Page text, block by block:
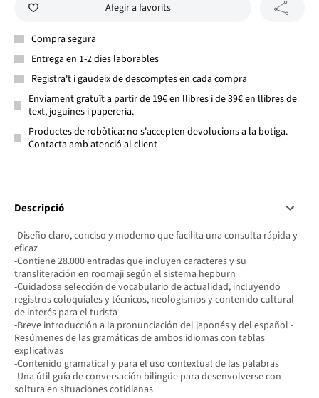
Afegir a favorits
Compra segura
Entrega en 1-2 dies laborables
Registra't i gaudeix de descomptes en cada compra
Enviament gratuït a partir de 19€ en llibres i de 39€ en llibres de
text, joguines i papereria.
Productes de robòtica: no s'accepten devolucions a la botiga.
Contacta amb atenció al client
Descripció
-Diseño claro, conciso y moderno que facilita una consulta rápida y
eficaz
-Contiene 28.000 entradas que incluyen caracteres y su
transliteración en roomaji según el sistema hepburn
-Cuidadosa selección de vocabulario de actualidad, incluyendo
registros coloquiales y técnicos, neologismos y contenido cultural
de interés para el turista
-Breve introducción a la pronunciación del japonés y del español -
Resúmenes de las gramáticas de ambos idiomas con tablas
explicativas
-Contenido gramatical y para el uso contextual de las palabras
-Una útil guía de conversación bilingüe para desenvolverse con
soltura en situaciones cotidianas